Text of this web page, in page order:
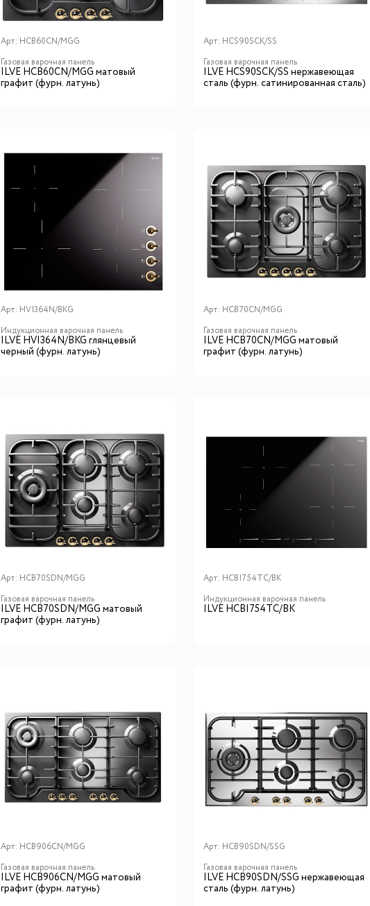
Арт: HCB60CN/MGG
Газовая варочная панель
ILVE HCB60CN/MGG матовый
графит (фурн. латунь)
Арт: HCS90SCK/SS
Газовая варочная панель
ILVE HCS90SCK/SS нержавеющая
сталь (фурн. сатинированная сталь)
Арт: HVI364N/BKG
Индукционная варочная панель
ILVE HVI364N/BKG глянцевый
черный (фурн. латунь)
Арт: HCB70CN/MGG
Газовая варочная панель
ILVE HCB70CN/MGG матовый
графит (фурн. латунь)
Арт: HCB70SDN/MGG
Газовая варочная панель
ILVE HCB70SDN/MGG матовый
графит (фурн. латунь)
Арт: HCBI754TC/BK
Индукционная варочная панель
ILVE HCBI754TC/BK
Арт: HCB906CN/MGG
Газовая варочная панель
ILVE HCB906CN/MGG матовый
графит (фурн. латунь)
Арт: HCB90SDN/SSG
Газовая варочная панель
ILVE HCB90SDN/SSG нержавеющая
сталь (фурн. латунь)